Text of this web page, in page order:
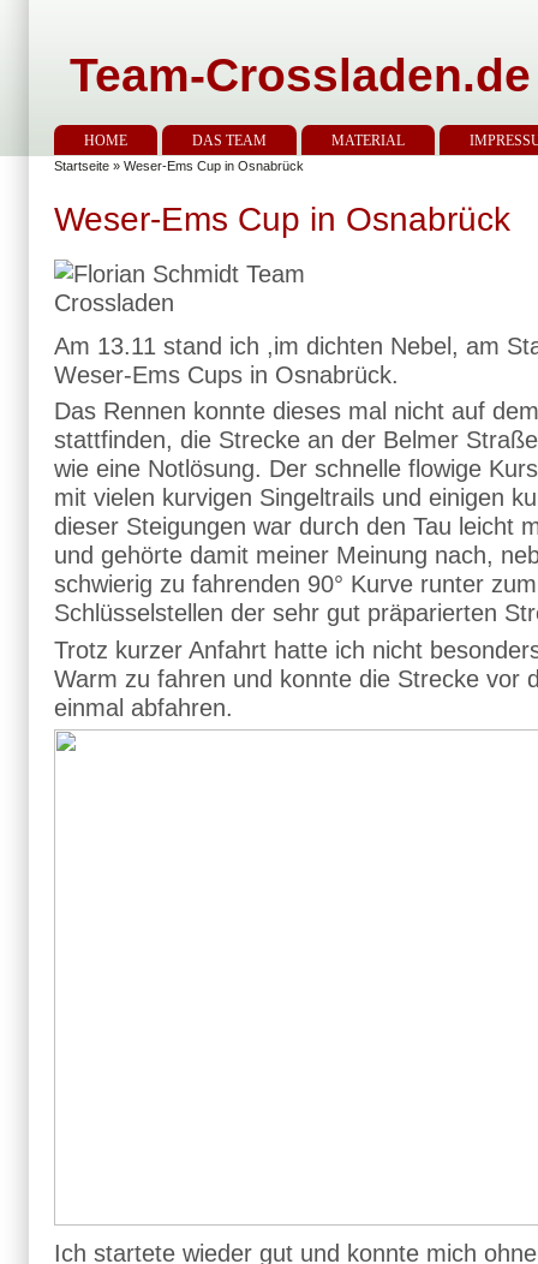
Team-Crossladen.de
HOME DAS TEAM MATERIAL
Startseite » Weser-Ems Cup in Osnabrück
Weser-Ems Cup in Osnabrück
Am 13.11 stand ich ,im dichten Nebel, am
Weser-Ems Cups in Osnabrück.
Das Rennen konnte dieses mal nicht auf
stattfinden, die Strecke an der Belmer
wie eine Notlösung. Der schnelle flowige
mit vielen kurvigen Singeltrails und einigen
dieser Steigungen war durch den Tau leicht
und gehörte damit meiner Meinung nach,
schwierig zu fahrenden 90° Kurve runter
Schlüsselstellen der sehr gut präparierten
Trotz kurzer Anfahrt hatte ich nicht
Warm zu fahren und konnte die Strecke vor
einmal abfahren.
Ich startete wieder gut und konnte mich